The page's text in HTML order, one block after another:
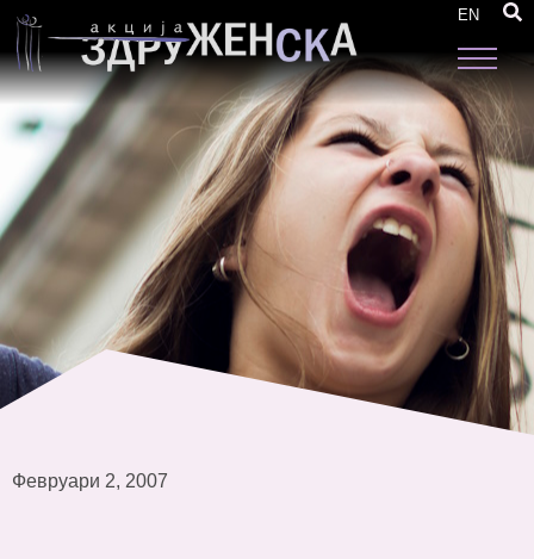
EN
самоуправа-Општина Битола
Февруари 2, 2007